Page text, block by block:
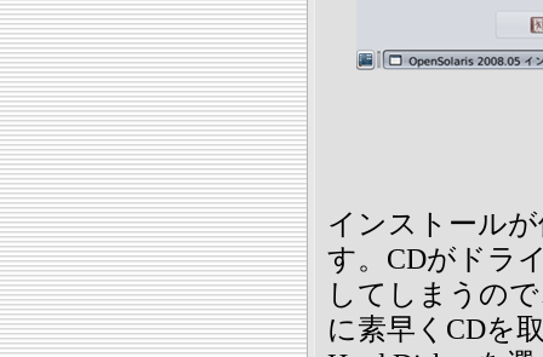
インストール
す。CDがドラ
してしまうの
に素早くCDを